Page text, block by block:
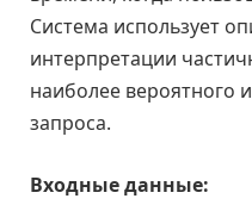
Система использует
интерпретации
наиболее вероятного
запроса.
Входные данные: